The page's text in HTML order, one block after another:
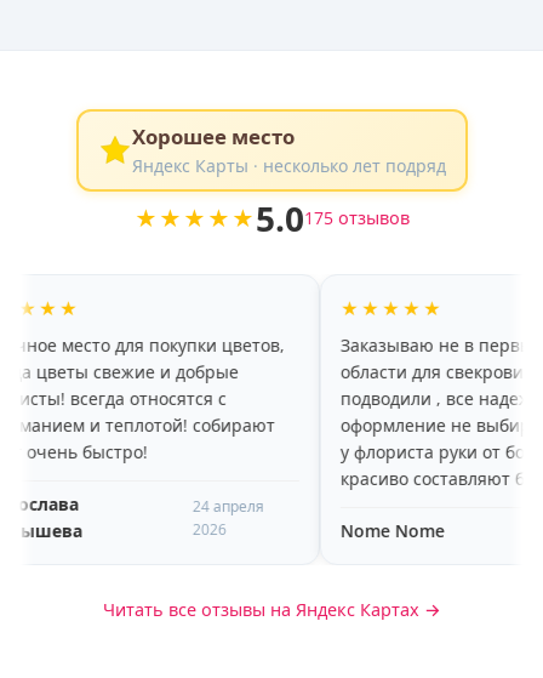
Хорошее место
Яндекс Карты · несколько лет подряд
★★★★★5.0175 отзывов
для покупки цветов,
и добрые
относятся с
теплотой! собирают
★★★★★
Заказываю не в первый раз с
области для свекрови, никогда не
подводили , все надежно , даже
оформление не выбирала, потому
у флориста руки от бога, очень
красиво составляют букеты и
оперативно доставляют в
назначенное время , спасибо
Nome Nome
Читать все отзывы на Яндекс Картах →